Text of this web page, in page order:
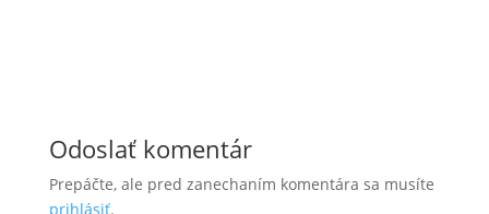
Odoslať komentár
Prepáčte, ale pred zanechaním komentára sa musíte
prihlásiť.